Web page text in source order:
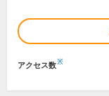
アクセス数※